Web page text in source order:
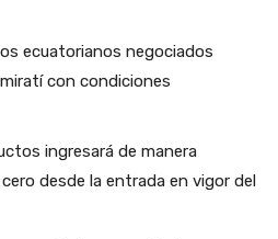
ecuatorianos negociados
con condiciones
ingresará de manera
desde la entrada en vigor del